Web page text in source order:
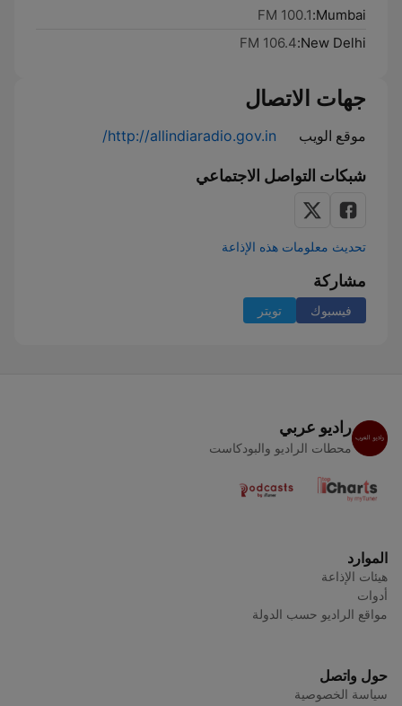
Mumbai:
100.1 FM
New Delhi:
106.4 FM
جهات الاتصال
موقع الويب http://allindiaradio.gov.in/
شبكات التواصل الاجتماعي
تحديث معلومات هذه الإذاعة
مشاركة
فيسبوك تويتر
راديو عربي
محطات الراديو والبودكاست
الموارد
هيئات الإذاعة
أدوات
مواقع الراديو حسب الدولة
حول واتصل
سياسة الخصوصية